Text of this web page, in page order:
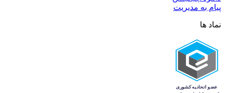
پیام به مدیریت
نماد ها